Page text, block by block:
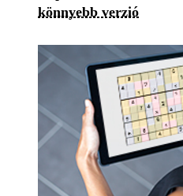
könnyebb verzió